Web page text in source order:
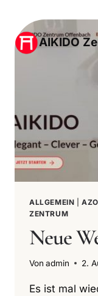
Inhalt
springenAIKIDO
ALLGEMEIN |
ZENTRUM
Neue
Von admin 2.
Es ist mal